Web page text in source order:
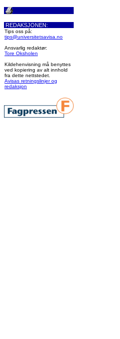
REDAKSJONEN:
Tips oss på:
tips@universitetsavisa.no
Ansvarlig redaktør:
Tore Oksholen
Kildehenvisning må benyttes
ved kopiering av alt innhold
fra dette nettstedet.
Avisas retningslinjer og
redaksjon